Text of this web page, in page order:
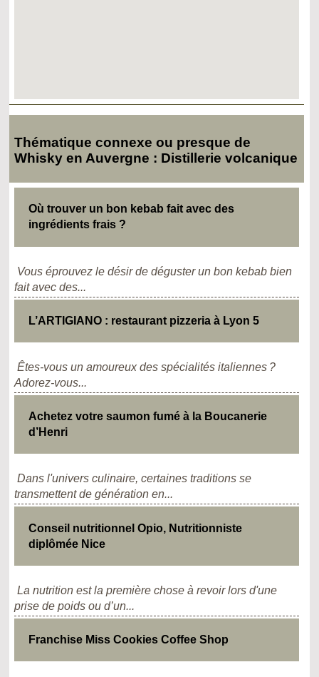
Thématique connexe ou presque de
Whisky en Auvergne : Distillerie volcanique
Où trouver un bon kebab fait avec des
ingrédients frais ?
Vous éprouvez le désir de déguster un bon kebab bien
fait avec des...
L’ARTIGIANO : restaurant pizzeria à Lyon 5
Êtes-vous un amoureux des spécialités italiennes ?
Adorez-vous...
Achetez votre saumon fumé à la Boucanerie
d’Henri
Dans l'univers culinaire, certaines traditions se
transmettent de génération en...
Conseil nutritionnel Opio, Nutritionniste
diplômée Nice
La nutrition est la première chose à revoir lors d'une
prise de poids ou d’un...
Franchise Miss Cookies Coffee Shop